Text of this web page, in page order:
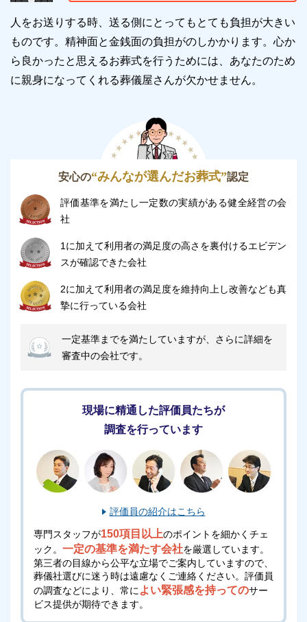
近年では、亡くなった後自宅に戻らないケースも増え
てきています。
キクヤ八王子中央ホールでは安置施設を完備している
ため、急な場合でも安心です。
遺体を預かった後の面会や付き添いも可能なため、故
人とゆっくり過ごすことができます。
開されている情報を参照し編集したものです。変更
い。
人をお送りする時、送る側にとってもとても負担が大きい
ものです。精神面と金銭面の負担がのしかかります。 心か
ら良かったと思えるお葬式を行うためには、あなたのため
に親身になってくれる葬儀屋さんが欠かせません。
安心の“みんなが選んだお葬式”認定
評価基準を満たし一定数の実績がある健全経営の会
社
1に加えて利用者の満足度の高さを裏付けるエビデン
スが確認できた会社
2に加えて利用者の満足度を維持向上し改善なども真
摯に行っている会社
一定基準までを満たしていますが、さらに詳細を
審査中の会社です。
現場に精通した評価員たちが
調査を行っています
評価員の紹介はこちら
専門スタッフが150項目以上のポイントを細かくチェ
ック。 一定の基準を満たす会社を厳選しています。
第三者の目線から公平な立場でご案内していますので、
葬儀社選びに迷う時は遠慮なくご連絡ください。 評価員
の調査などにより、常に よい緊張感を持ってのサー
ビス提供が期待できます。